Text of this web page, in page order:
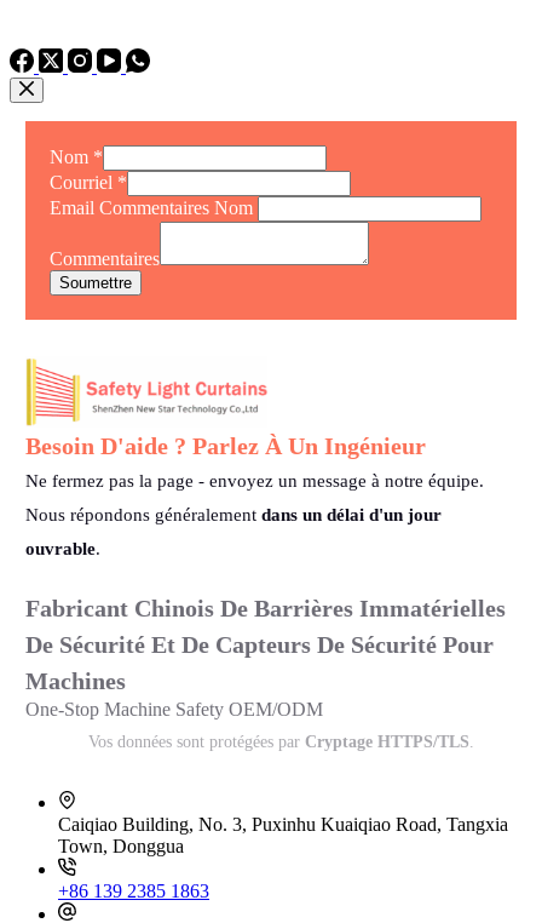
Nom *
Courriel *
Email Commentaires Nom
Commentaires
Soumettre
Besoin D'aide ? Parlez À Un Ingénieur
Ne fermez pas la page - envoyez un message à notre équipe.
Nous répondons généralementdans un délai d'un jour
ouvrable.
Fabricant Chinois De Barrières Immatérielles
De Sécurité Et De Capteurs De Sécurité Pour
Machines
One-Stop Machine Safety OEM/ODM
Vos données sont protégées par Cryptage HTTPS/TLS
Caiqiao Building, No. 3, Puxinhu Kuaiqiao Road, Tangxia
Town, Donggua
+86 139 2385 1863